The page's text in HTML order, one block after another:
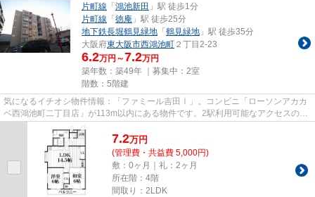
片町線 「 鴻池新田 」駅 徒歩1分
片町線 「 徳庵 」駅 徒歩25分
地下鉄長堀鶴見緑地 「 鶴見緑地 」駅 徒歩35分
大阪府東大阪市西鴻池町 ２丁目2-23
6.2万円～7.2万円
築年数：築49年 ｜募集中： 2室
階数：5階建
気になるイチオシ物件情報：「ファミール吉田Ⅰ」。コンビニ「ローソンアカカ
ベ西鴻池町二丁目店」が113m以内にある物件です。2駅利用可能なアクセスの良
いマンションです。こちらの物...
7.2万円
(管理費・共益費 5,000円)
敷：0ヶ月｜礼：2ヶ月
所在階：4階
間取り：2LDK